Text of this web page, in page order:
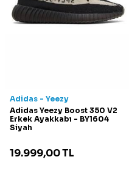
Adidas - Yeezy
Adidas Yeezy Boost 350 V2
Erkek Ayakkabı - BY1604
Siyah
19.999,00TL